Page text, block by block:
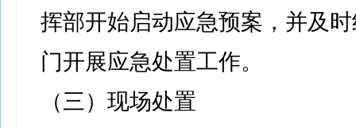
挥部开始启动应急预案，并及
门开展应急处置工作。
（三）现场处置